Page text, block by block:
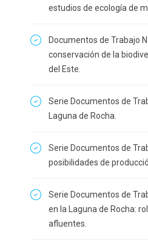
estudios de ecología de
Documentos de Trabajo
conservación de la
del Este.
Serie Documentos de
Laguna de Rocha.
Serie Documentos de
posibilidades de
Serie Documentos de
en la Laguna de Rocha:
afluentes.